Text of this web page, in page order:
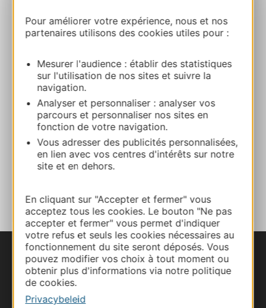
Pour améliorer votre expérience, nous et nos
partenaires utilisons des cookies utiles pour :
Mesurer l'audience : établir des statistiques
sur l'utilisation de nos sites et suivre la
navigation.
Analyser et personnaliser : analyser vos
parcours et personnaliser nos sites en
fonction de votre navigation.
Vous adresser des publicités personnalisées,
en lien avec vos centres d'intérêts sur notre
site et en dehors.
En cliquant sur "Accepter et fermer" vous
acceptez tous les cookies. Le bouton "Ne pas
accepter et fermer" vous permet d'indiquer
votre refus et seuls les cookies nécessaires au
fonctionnement du site seront déposés. Vous
pouvez modifier vos choix à tout moment ou
obtenir plus d'informations via notre politique
de cookies.
Privacybeleid
Bereken uw route
+33565995073
E-mail
Website